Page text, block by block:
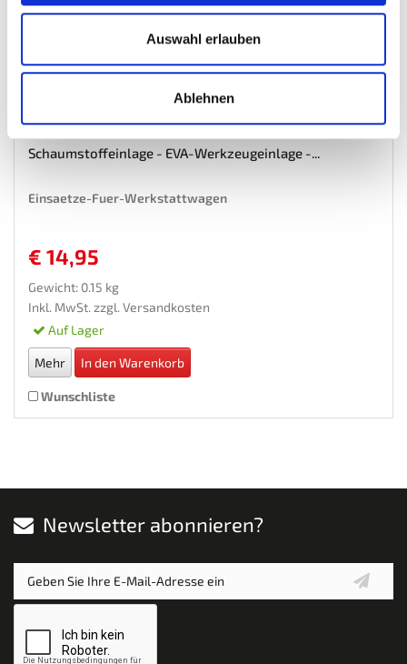
Auswahl erlauben
Ablehnen
Schaumstoffeinlage - EVA-Werkzeugeinlage -...
Einsaetze-Fuer-Werkstattwagen
€ 14,95
Gewicht: 0.15 kg
Inkl. MwSt. zzgl. Versandkosten
Auf Lager
Mehr In den Warenkorb
Wunschliste
Newsletter abonnieren?